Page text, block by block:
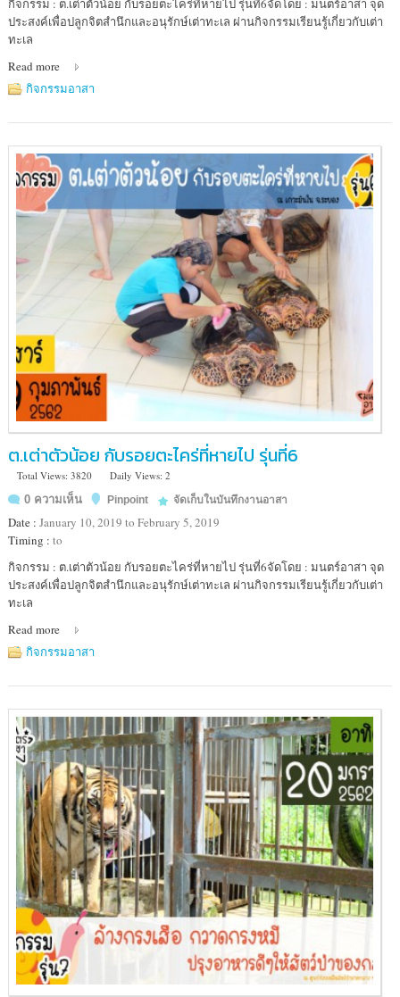
:
ศูนย์
พันธุ์
เต่า
(เกาะ
ใน)
ประสงค์เพื่อปลูกจิตสำนึกและอนุรักษ์เต่าทะเล ผ่านกิจกรรมเรียนรู้เกี่ยวกับเต่า
ทะเล
Read more
กิจกรรมอาสา
ต.เต่าตัวน้อย กับรอยตะไคร่ที่หายไป รุ่นที่6
Total Views: 3820
Daily Views: 2
0 ความเห็น
Pinpoint จัดเก็บในบันทึกงานอาสา
Date : January 10, 2019 to February 5, 2019
Timing : to
Location
:
ศูนย์
พันธุ์
เต่า
(เกาะ
ใน)
กิจกรรม : ต.เต่าตัวน้อย กับรอยตะไคร่ที่หายไป รุ่นที่6จัดโดย : มนตร์อาสา จุด
ประสงค์เพื่อปลูกจิตสำนึกและอนุรักษ์เต่าทะเล ผ่านกิจกรรมเรียนรู้เกี่ยวกับเต่า
ทะเล
Read more
กิจกรรมอาสา